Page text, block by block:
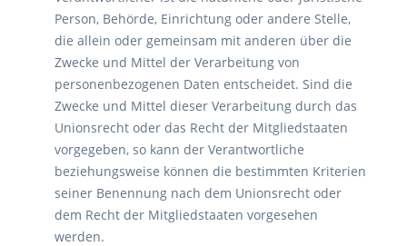
Person, Behörde, Einrichtung oder andere Stelle,
die allein oder gemeinsam mit anderen über die
Zwecke und Mittel der Verarbeitung von
personenbezogenen Daten entscheidet. Sind die
Zwecke und Mittel dieser Verarbeitung durch das
Unionsrecht oder das Recht der Mitgliedstaaten
vorgegeben, so kann der Verantwortliche
beziehungsweise können die bestimmten Kriterien
seiner Benennung nach dem Unionsrecht oder
dem Recht der Mitgliedstaaten vorgesehen
werden.